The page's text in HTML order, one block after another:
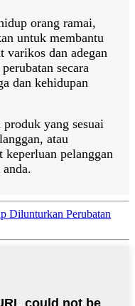
orang ramai,
untuk membantu
varikos dan adegan
secara
dan kehidupan
yang sesuai
atau
pelanggan
Dilunturkan Perubatan